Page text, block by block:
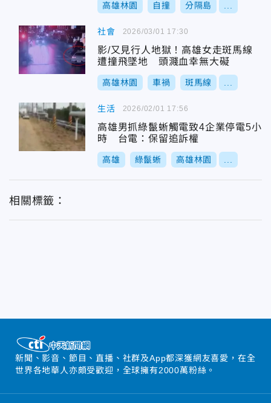
高雄林園 自撞 分隔島
社會
影/又見行人地獄！高雄女走斑馬線
遭撞飛墜地 頭濺血幸無大礙
高雄林園 車禍 斑馬線
2026/03/01 17:30
生活
高雄男抓綠鬣蜥觸電致4企業停電5小
時 台電：保留追訴權
高雄 綠鬣蜥 高雄林園
2026/02/01 17:56
相關標籤：
新聞、影音、節目、直播、社群及App都深獲網友喜愛，在全
世界各地華人亦頗受歡迎，全球擁有2000萬粉絲。